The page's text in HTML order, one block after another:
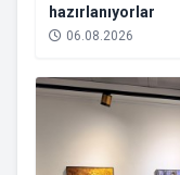
hazırlanıyorlar
06.08.2026